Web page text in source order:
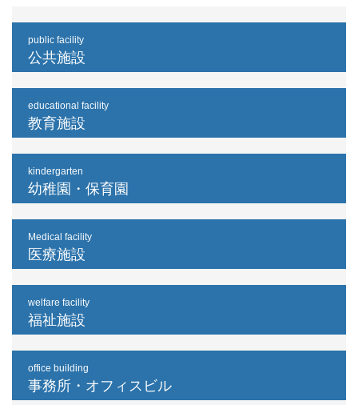
public facility
公共施設
educational facility
教育施設
kindergarten
幼稚園・保育園
Medical facility
医療施設
welfare facility
福祉施設
office building
事務所・オフィスビル